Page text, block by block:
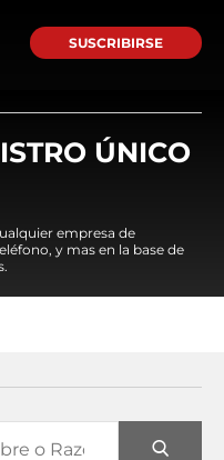
SUSCRIBIRSE
ÚNICO
empresa de
y mas en la base de